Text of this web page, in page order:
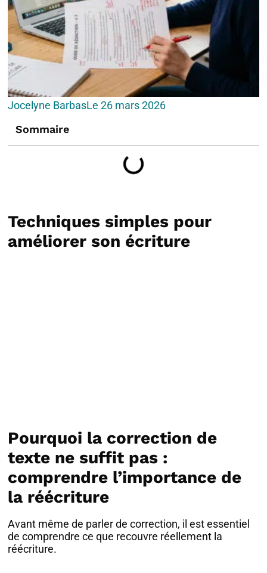
Jocelyne BarbasLe 26 mars 2026
Sommaire
Techniques simples pour
améliorer son écriture
Pourquoi la correction de
texte ne suffit pas :
comprendre l’importance de
la réécriture
Avant même de parler de correction, il est essentiel
de comprendre ce que recouvre réellement la
réécriture.